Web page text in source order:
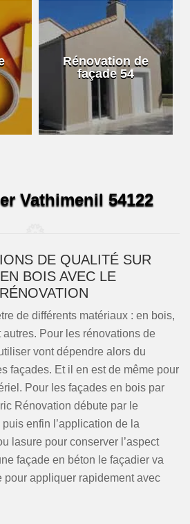
Rénovation de
façade 54
Vathimenil 54122
DE QUALITÉ SUR
BOIS AVEC LE
de différents matériaux : en bois,
Pour les rénovations de
vont dépendre alors du
façades. Et il en est de même pour
Pour les façades en bois par
Rénovation débute par le
enfin l’application de la
lasure pour conserver l’aspect
façade en béton le façadier va
pour appliquer rapidement avec